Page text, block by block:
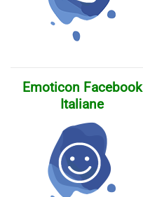
Emoticon Facebook
Italiane